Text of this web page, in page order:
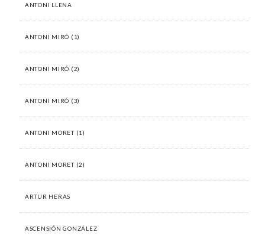
ANTONI LLENA
ANTONI MIRÓ (1)
ANTONI MIRÓ (2)
ANTONI MIRÓ (3)
ANTONI MORET (1)
ANTONI MORET (2)
ARTUR HERAS
ASCENSIÓN GONZÁLEZ